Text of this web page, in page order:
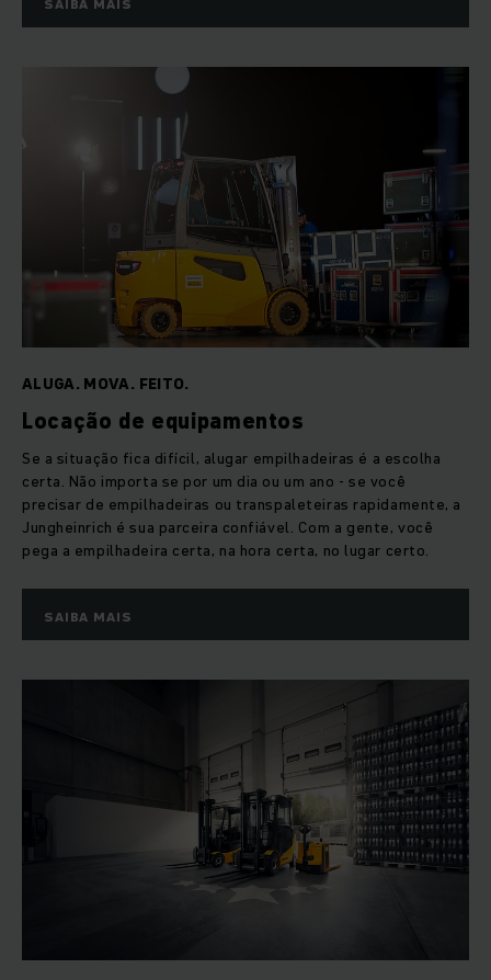
SAIBA MAIS
ALUGA. MOVA. FEITO.
Locação de equipamentos
Se a situação fica difícil, alugar empilhadeiras é a escolha
certa. Não importa se por um dia ou um ano - se você
precisar de empilhadeiras ou transpaleteiras rapidamente, a
Jungheinrich é sua parceira confiável. Com a gente, você
pega a empilhadeira certa, na hora certa, no lugar certo.
SAIBA MAIS